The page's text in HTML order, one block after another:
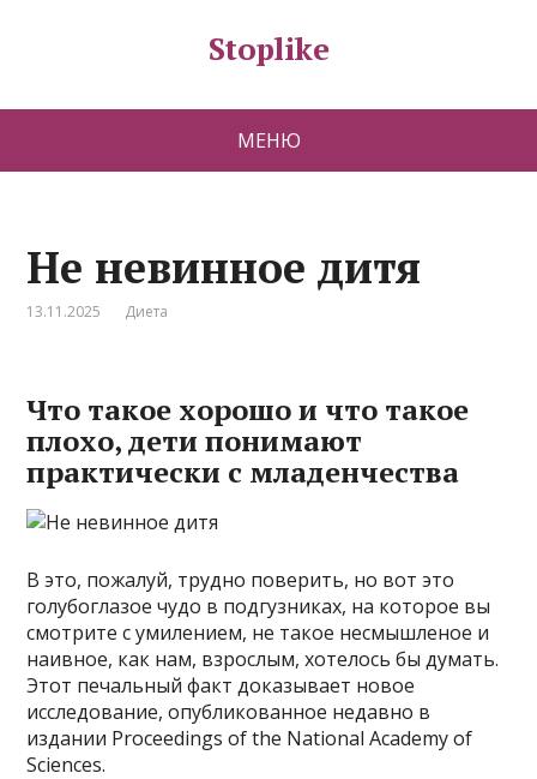
Stoplike
МЕНЮ
Не невинное дитя
13.11.2025 Диета
Что такое хорошо и что такое
плохо, дети понимают
практически с младенчества
В это, пожалуй, трудно поверить, но вот это
голубоглазое чудо в подгузниках, на которое вы
смотрите с умилением, не такое несмышленое и
наивное, как нам, взрослым, хотелось бы думать.
Этот печальный факт доказывает новое
исследование, опубликованное недавно в
издании Proceedings of the National Academy of
Sciences.